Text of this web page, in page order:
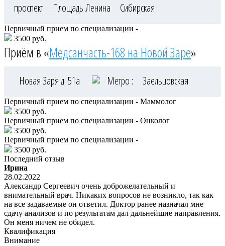
проспект
Площадь Ленина Сибирская
Первичный прием по специализации -
3500 руб.
Приём в «Медсанчасть-168 на Новой Заре»
Новая Заря д. 51а Метро : Заельцовская
Первичный прием по специализации - Маммолог
3500 руб.
Первичный прием по специализации - Онколог
3500 руб.
Первичный прием по специализации -
3500 руб.
Последний отзыв
Ирина
28.02.2022
Александр Сергеевич очень доброжелательный и
внимательный врач. Никаких вопросов не возникло, так как
на все задаваемые он ответил. Доктор ранее назначал мне
сдачу анализов и по результатам дал дальнейшие направления.
Он меня ничем не обидел.
Квалификация
Внимание